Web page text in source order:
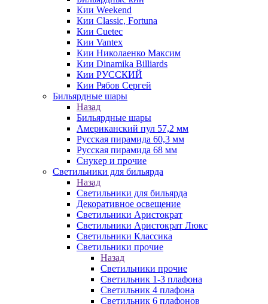
Кии Weekend
Кии Classic, Fortuna
Кии Cuetec
Кии Vantex
Кии Николаенко Максим
Кии Dinamika Billiards
Кии РУССКИЙ
Кии Рябов Сергей
Бильярдные шары
Назад
Бильярдные шары
Американский пул 57,2 мм
Русская пирамида 60,3 мм
Русская пирамида 68 мм
Снукер и прочие
Светильники для бильярда
Назад
Светильники для бильярда
Декоративное освещение
Светильники Аристократ
Светильники Аристократ Люкс
Светильники Классика
Светильники прочие
Назад
Светильники прочие
Светильник 1-3 плафона
Светильник 4 плафона
Светильник 6 плафонов